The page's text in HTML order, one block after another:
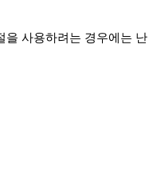
을 사용하려는 경우에는 난